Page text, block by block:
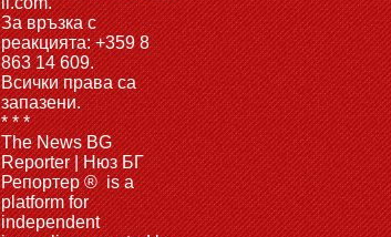
За връзка с
реакцията: +359 8
863 14 609.
Всички права са
запазени.
* * *
The News BG
Reporter | Нюз БГ
Репортер ® is a
platform for
independent